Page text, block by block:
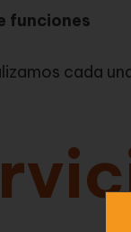
funciones
cada